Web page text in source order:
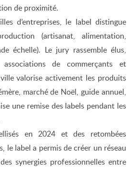
de proximité.
d’entreprises, le label distingue
(artisanat, alimentation,
échelle). Le jury rassemble élus,
associations de commerçants et
valorise activement les produits
marché de Noël, guide annuel,
une remise des labels pendant les
en 2024 et des retombées
le label a permis de créer un réseau
synergies professionnelles entre